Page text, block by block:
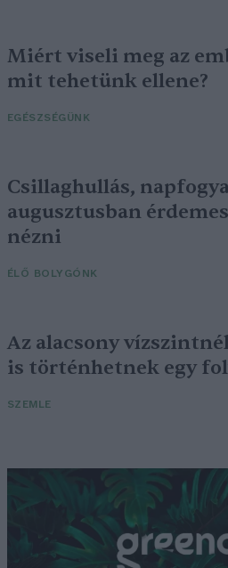
Miért viseli meg az
mit tehetünk ellene?
EGÉSZSÉGÜNK
Csillaghullás,
augusztusban
nézni
ÉLŐ BOLYGÓNK
Az alacsony
is történhetnek egy
SZEMLE